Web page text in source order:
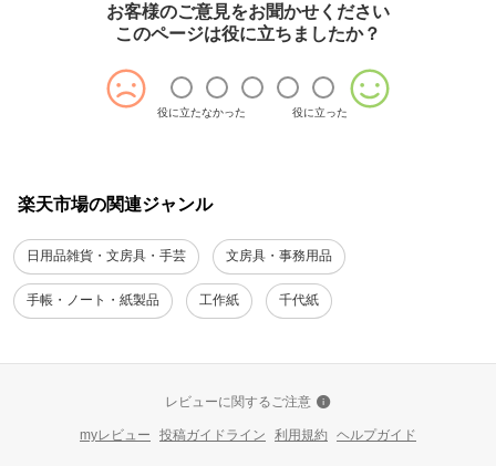
お客様のご意見をお聞かせください
このページは役に立ちましたか？
役に立たなかった 役に立った
楽天市場の関連ジャンル
日用品雑貨・文房具・手芸 文房具・事務用品
手帳・ノート・紙製品 工作紙 千代紙
レビューに関するご注意
myレビュー 投稿ガイドライン 利用規約 ヘルプガイド